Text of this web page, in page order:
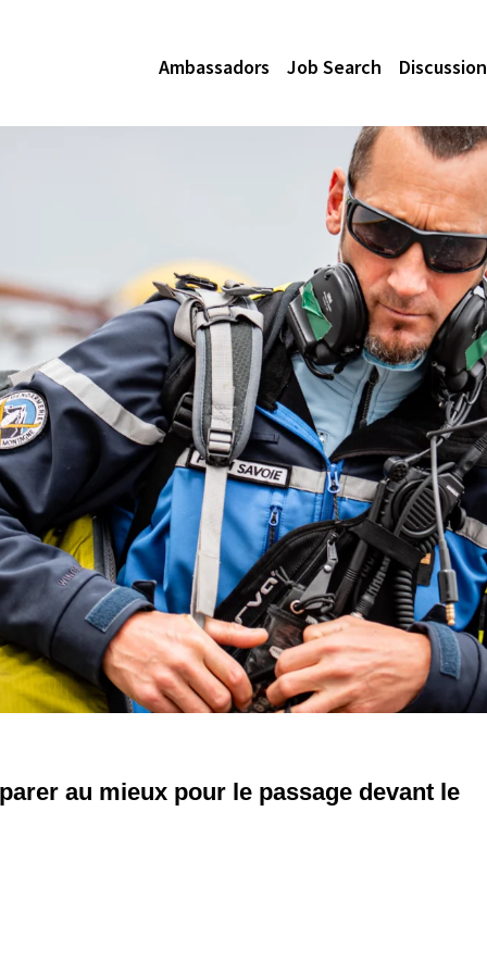
Ambassadors Job Search
au mieux pour le passage devant le